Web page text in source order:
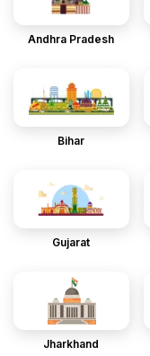
Andhra Pradesh
Bihar
Gujarat
Jharkhand